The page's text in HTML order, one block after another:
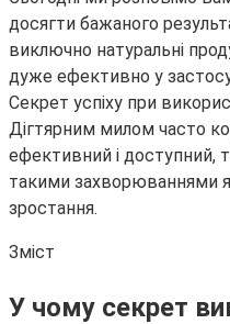
досягти бажаного
виключно натуральні
дуже ефективно у
Секрет успіху при
Дігтярним милом часто
ефективний і доступний,
такими захворюваннями
зростання.
Зміст
У чому секрет